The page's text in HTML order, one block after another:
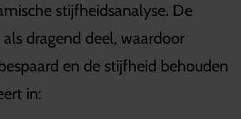
stijfheidsanalyse. De
dragend deel, waardoor
en de stijfheid behouden
in: